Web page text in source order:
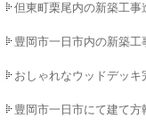
但東町栗尾内の新築工事
豊岡市一日市内の新築工
おしゃれなウッドデッキ
豊岡市一日市にて建て方